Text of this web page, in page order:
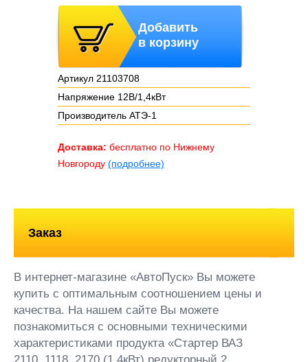
Добавить
в корзину
Артикул 21103708
Напряжение 12В/1,4кВт
Производитель АТЭ-1
Доставка: бесплатно по Нижнему
Новгороду (подробнее)
Заказ
В интернет-магазине «АвтоПуск» Вы можете
купить с оптимальным соотношением цены и
качества. На нашем сайте Вы можете
познакомиться с основными техническими
характеристиками продукта «Стартер ВАЗ